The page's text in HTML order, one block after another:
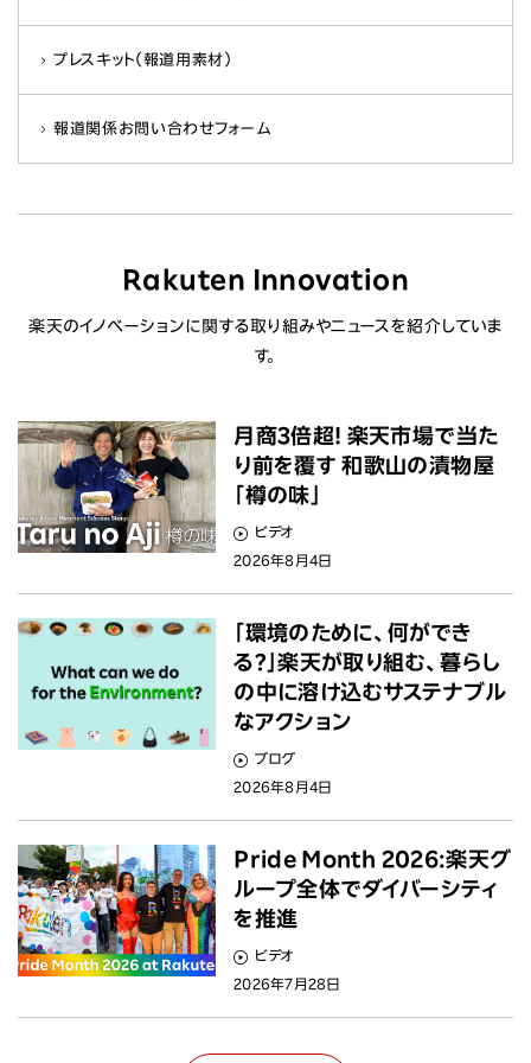
プレスキット（報道用素材）
報道関係お問い合わせフォーム
Rakuten Innovation
楽天のイノベーションに関する取り組みやニュースを紹介していま
す。
ビデオ
2026年8月4日
月商3倍超! 楽天市場で当た
り前を覆す 和歌山の漬物屋
「樽の味」
ブログ
2026年8月4日
「環境のために、何ができ
る？」楽天が取り組む、暮らし
の中に溶け込むサステナブル
なアクション
ビデオ
2026年7月28日
Pride Month 2026:楽天グ
ループ全体でダイバーシティ
を推進